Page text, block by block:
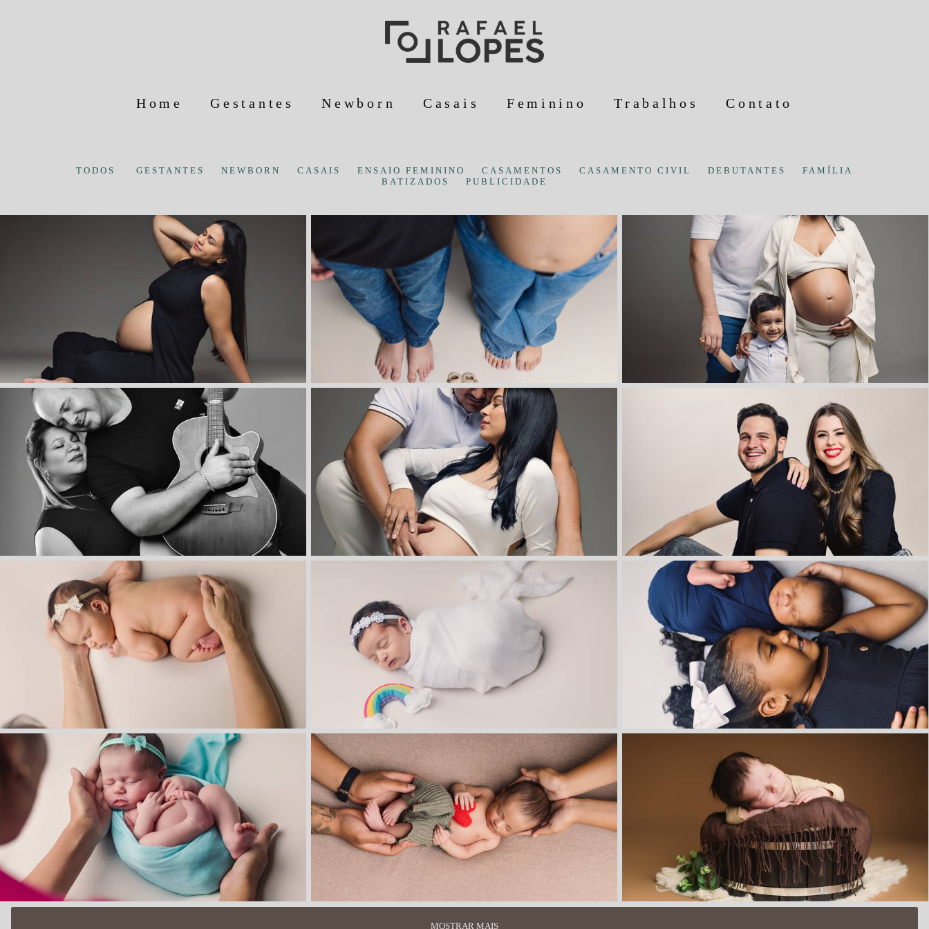
Home Gestantes Newborn Casais Feminino Trabalhos Contato
TODOS GESTANTES NEWBORN CASAIS ENSAIO FEMININO CASAMENTOS CASAMENTO CIVIL DEBUTANTES
FAMÍLIA
BATIZADOS
PUBLICIDADE
MOSTRAR MAIS